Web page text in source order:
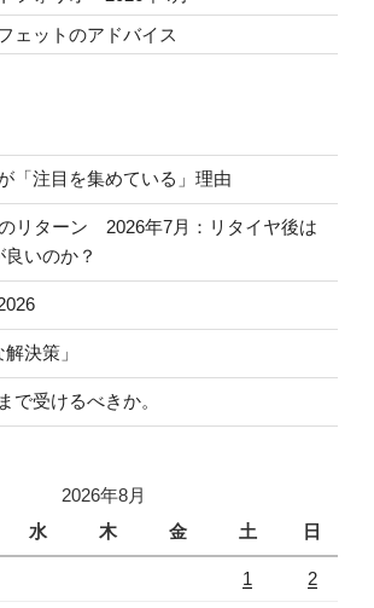
ェットのアドバイス
「注目を集めている」理由
リターン 2026年7月：リタイヤ後は
いのか？
決策」
で受けるべきか。
2026年8月
水 木 金 土 日
1 2